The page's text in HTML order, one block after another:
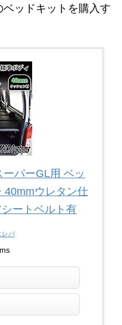
ッドキットを購入す
パーGL用 ベッ
40mmウレタン仕
ートベルト有
レバ